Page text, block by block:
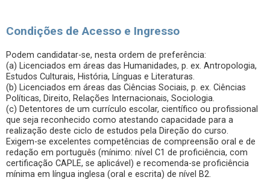
Condições de Acesso e Ingresso
Podem candidatar-se, nesta ordem de preferência:
(a) Licenciados em áreas das Humanidades, p. ex. Antropologia,
Estudos Culturais, História, Línguas e Literaturas.
(b) Licenciados em áreas das Ciências Sociais, p. ex. Ciências
Políticas, Direito, Relações Internacionais, Sociologia.
(c) Detentores de um currículo escolar, científico ou profissional
que seja reconhecido como atestando capacidade para a
realização deste ciclo de estudos pela Direção do curso.
Exigem-se excelentes competências de compreensão oral e de
redação em português (mínimo: nível C1 de proficiência, com
certificação CAPLE, se aplicável) e recomenda-se proficiência
mínima em língua inglesa (oral e escrita) de nível B2.